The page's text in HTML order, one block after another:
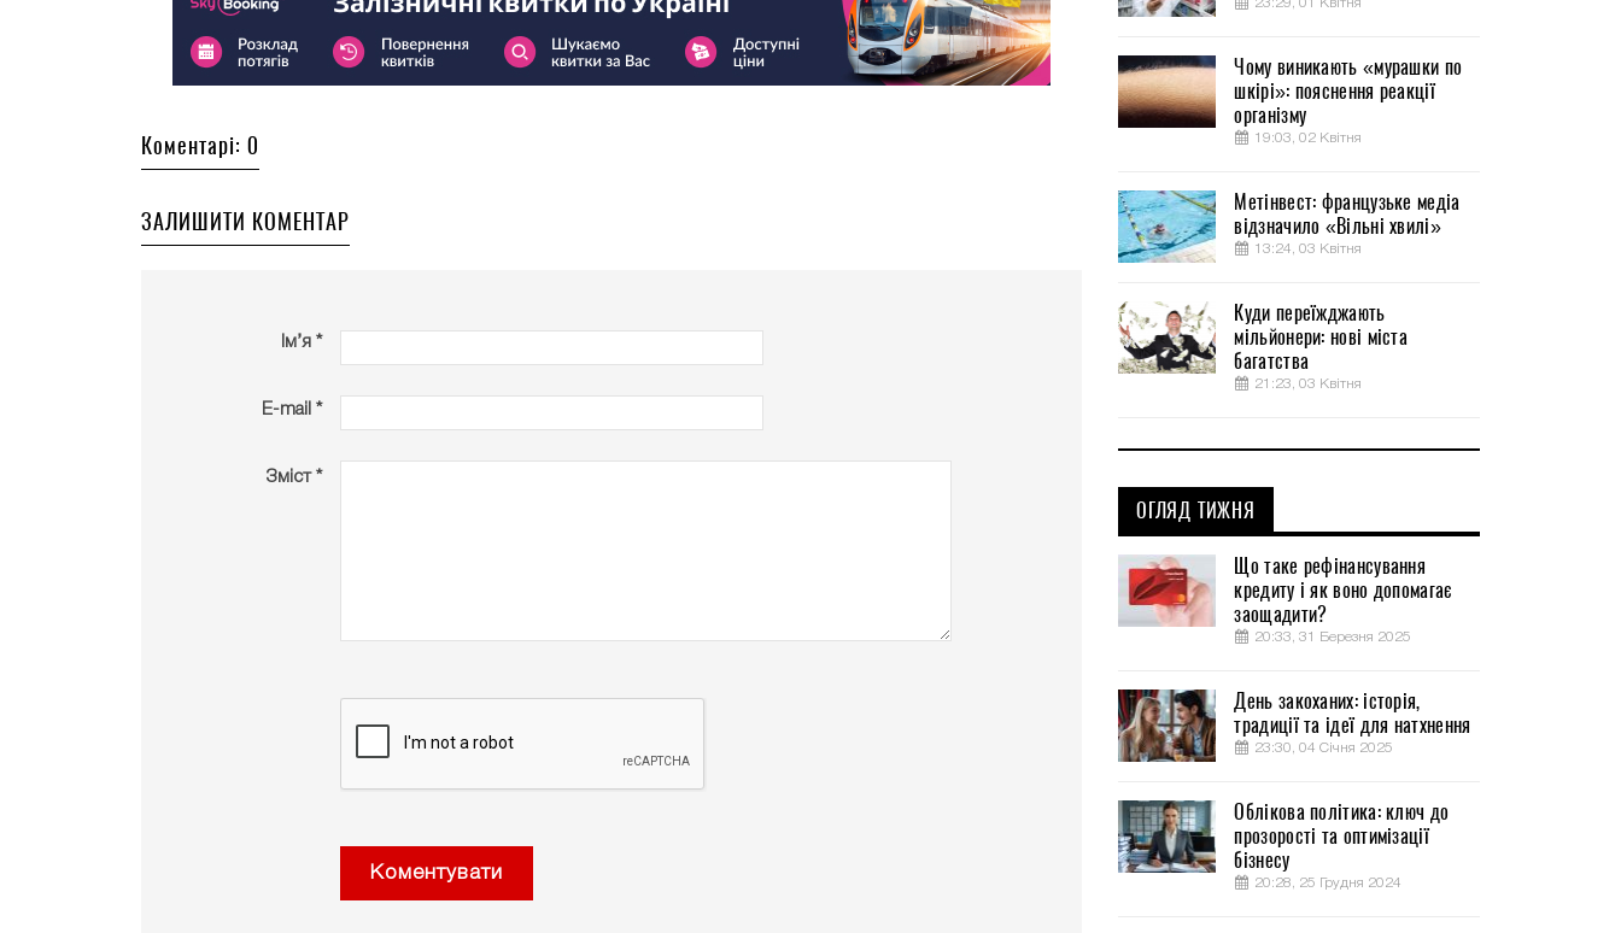
Коментарі: 0
ЗАЛИШИТИ КОМЕНТАР
Ім’я *
E-mail *
Зміст *
Коментувати
23:29, 01 Квітня
Чому виникають «мурашки по
шкірі»: пояснення реакції
організму
19:03, 02 Квітня
Метінвест: французьке медіа
відзначило «Вільні хвилі»
13:24, 03 Квітня
Куди переїжджають
мільйонери: нові міста
багатства
21:23, 03 Квітня
ОГЛЯД ТИЖНЯ
Що таке рефінансування
кредиту і як воно допомагає
заощадити?
20:33, 31 Березня 2025
День закоханих: історія,
традиції та ідеї для натхнення
23:30, 04 Січня 2025
Облікова політика: ключ до
прозорості та оптимізації
бізнесу
20:28, 25 Грудня 2024